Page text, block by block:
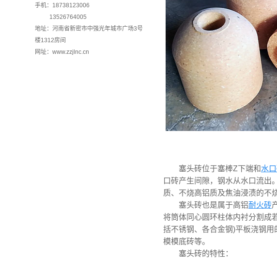
手机：18738123006
13526764005
地址：河南省新密市中强光年城市广场3号
楼1312房间
网址：www.zzjlnc.cn
塞头砖位于塞棒Z下端和水
口砖产生间隙，钢水从水口流出
质、不烧高铝质及焦油浸渍的不
塞头砖也是属于高铝耐火砖
将筒体同心圆环柱体内衬分割成
括不锈钢、各合金钢)平板浇钢
模模底砖等。
塞头砖的特性：